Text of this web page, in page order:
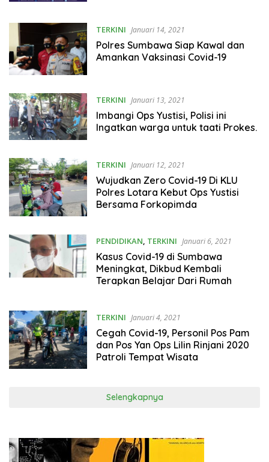
TERKINI Januari 14, 2021
Polres Sumbawa Siap Kawal dan
Amankan Vaksinasi Covid-19
TERKINI Januari 13, 2021
Imbangi Ops Yustisi, Polisi ini
Ingatkan warga untuk taati Prokes.
TERKINI Januari 12, 2021
Wujudkan Zero Covid-19 Di KLU
Polres Lotara Kebut Ops Yustisi
Bersama Forkopimda
PENDIDIKAN, TERKINI Januari 6, 2021
Kasus Covid-19 di Sumbawa
Meningkat, Dikbud Kembali
Terapkan Belajar Dari Rumah
TERKINI Januari 4, 2021
Cegah Covid-19, Personil Pos Pam
dan Pos Yan Ops Lilin Rinjani 2020
Patroli Tempat Wisata
Selengkapnya